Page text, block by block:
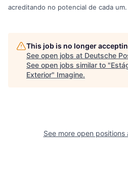
acreditando no potencial de cada um.
This job is no longer
See open jobs at Deutsche
See open jobs similar to "
Exterior" Imagine.
See more open positions